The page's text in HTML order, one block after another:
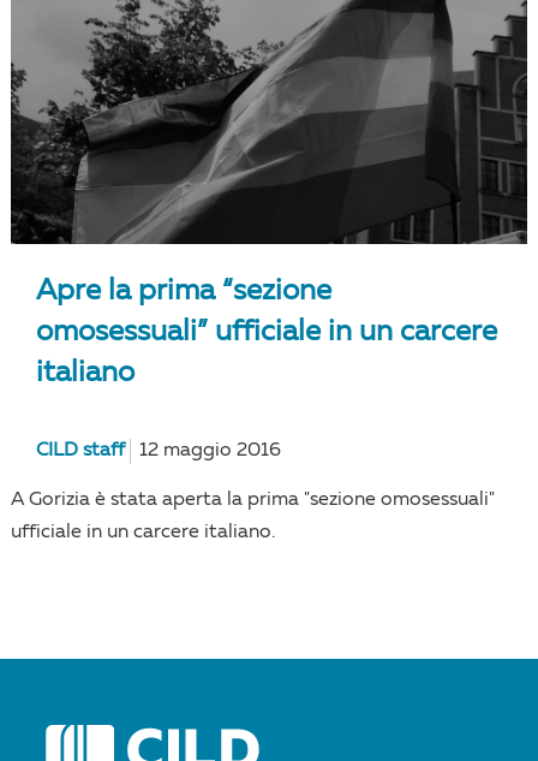
Apre la prima “sezione
omosessuali” ufficiale in un carcere
italiano
CILD staff 12 maggio 2016
A Gorizia è stata aperta la prima "sezione omosessuali"
ufficiale in un carcere italiano.